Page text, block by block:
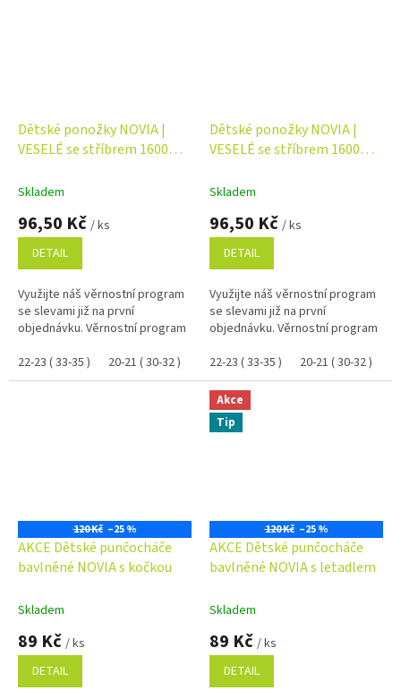
Dětské ponožky NOVIA |
VESELÉ se stříbrem 1600
( 33-35 ), Barva: šedá/tmavě
Skladem
96,50 Kč / ks
DETAIL
Využijte náš věrnostní program
se slevami již na první
objednávku. Věrnostní program
22-23 ( 33-35 )
20-21 ( 30-32 )
Dětské ponožky NOVIA |
VESELÉ se stříbrem 1600
( 33-35 ), Barva: růžová/
Skladem
96,50 Kč / ks
DETAIL
Využijte náš věrnostní program
se slevami již na první
objednávku. Věrnostní program
22-23 ( 33-35 )
20-21 ( 30-32 )
120 Kč –25 %
AKCE Dětské punčocháče
bavlněné NOVIA s kočkou
Skladem
89 Kč / ks
DETAIL
Akce
Tip
120 Kč –25 %
AKCE Dětské punčocháče
bavlněné NOVIA s letadlem
Skladem
89 Kč / ks
DETAIL